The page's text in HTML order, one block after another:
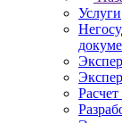
Услуги